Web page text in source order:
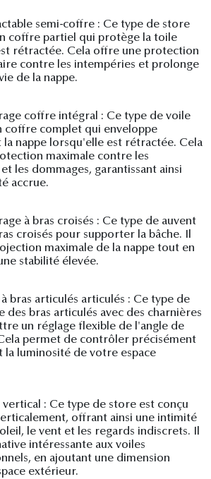
semi-coffre : Ce type de store
coffre partiel qui protège la toile
rétractée. Cela offre une protection
contre les intempéries et prolonge
de la nappe.
coffre intégral : Ce type de voile
coffre complet qui enveloppe
nappe lorsqu'elle est rétractée. Cela
maximale contre les
les dommages, garantissant ainsi
accrue.
à bras croisés : Ce type de auvent
croisés pour supporter la bâche. Il
maximale de la nappe tout en
stabilité élevée.
bras articulés articulés : Ce type de
des bras articulés avec des charnières
un réglage flexible de l'angle de
permet de contrôler précisément
la luminosité de votre espace
: Ce type de store est conçu
offrant ainsi une intimité
le vent et les regards indiscrets. Il
intéressante aux voiles
en ajoutant une dimension
extérieur.